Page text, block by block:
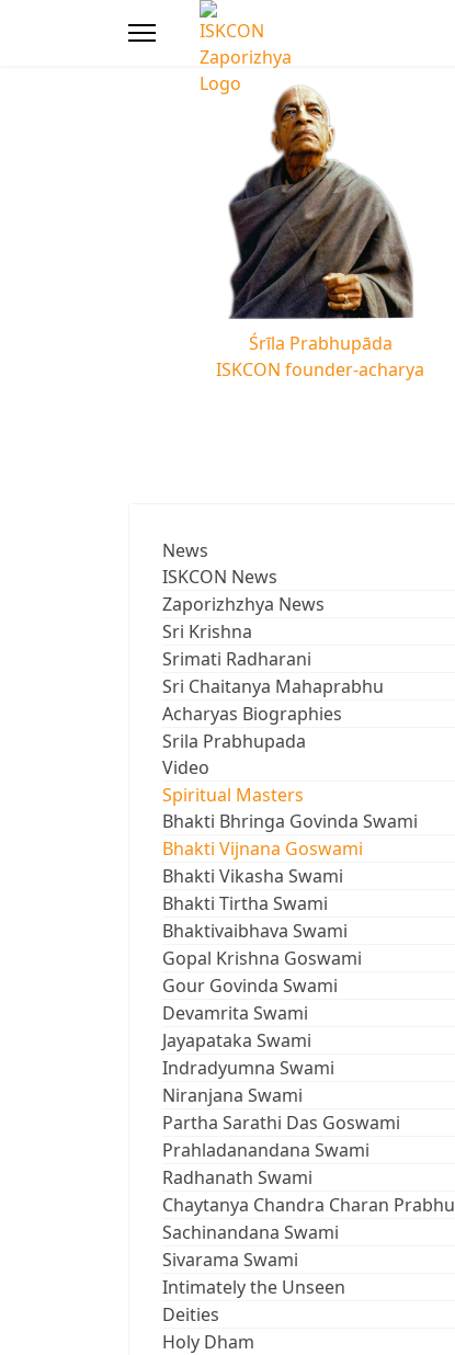
Śrīla Prabhupāda
ISKCON founder-acharya
News
ISKCON News
Zaporizhzhya News
Sri Krishna
Srimati Radharani
Sri Chaitanya Mahaprabhu
Acharyas Biographies
Srila Prabhupada
Video
Spiritual Masters
Bhakti Bhringa Govinda Swami
Bhakti Vijnana Goswami
Bhakti Vikasha Swami
Bhakti Tirtha Swami
Bhaktivaibhava Swami
Gopal Krishna Goswami
Gour Govinda Swami
Devamrita Swami
Jayapataka Swami
Indradyumna Swami
Niranjana Swami
Partha Sarathi Das Goswami
Prahladanandana Swami
Radhanath Swami
Chaytanya Chandra Charan Prabhu
Sachinandana Swami
Sivarama Swami
Intimately the Unseen
Deities
Holy Dham